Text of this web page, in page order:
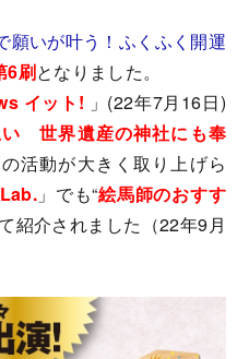
願いが叶う！ふくふく開運
6刷となりました。
イット! 」(22年7月16日)
世界遺産の神社にも奉
活動が大きく取り上げら
」でも“絵馬師のおすす
紹介されました（22年9月